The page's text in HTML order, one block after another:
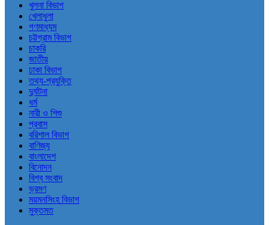
খুলনা বিভাগ
খেলাধুলা
গণমাধ্যম
চট্টগ্রাম বিভাগ
চাকরি
জাতীয়
ঢাকা বিভাগ
তথ্য-প্রযুক্তি
দুর্ঘটনা
ধর্ম
নারী ও শিশু
প্রবাস
বরিশাল বিভাগ
বাণিজ্য
বাংলাদেশ
বিনোদন
বিশ্ব সংবাদ
ভ্রমণ
ময়মনসিংহ বিভাগ
মুক্তমত